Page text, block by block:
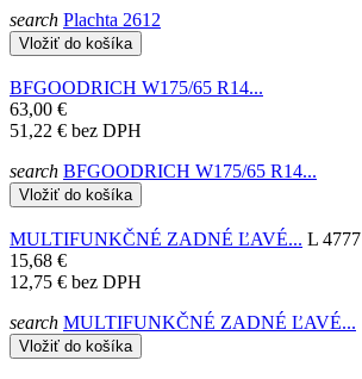
search Plachta 2612
Vložiť do košíka
BFGOODRICH W175/65 R14...
63,00 €
51,22 € bez DPH
search BFGOODRICH W175/65 R14...
Vložiť do košíka
MULTIFUNKČNÉ ZADNÉ ĽAVÉ... L 4777
15,68 €
12,75 € bez DPH
search MULTIFUNKČNÉ ZADNÉ ĽAVÉ...
Vložiť do košíka